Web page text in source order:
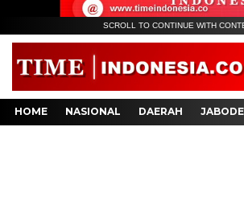
SCROLL TO CONTINUE WITH
HOME NASIONAL DAERAH